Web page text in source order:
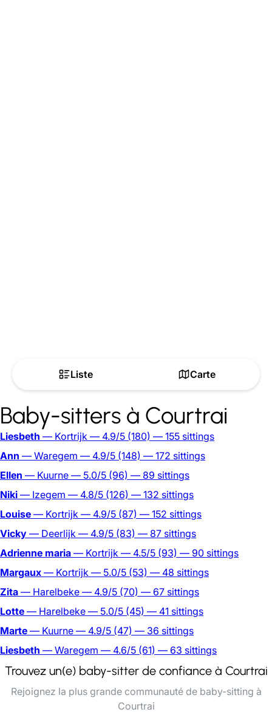
Liste Carte
Baby-sitters à Courtrai
Liesbeth — Kortrijk — 4.9/5 (180) — 155 sittings
Ann — Waregem — 4.9/5 (148) — 172 sittings
Ellen — Kuurne — 5.0/5 (96) — 89 sittings
Niki — Izegem — 4.8/5 (126) — 132 sittings
Louise — Kortrijk — 4.9/5 (87) — 152 sittings
Vicky — Deerlijk — 4.9/5 (83) — 87 sittings
Adrienne maria — Kortrijk — 4.5/5 (93) — 90 sittings
Margaux — Kortrijk — 5.0/5 (53) — 48 sittings
Zita — Harelbeke — 4.9/5 (70) — 67 sittings
Lotte — Harelbeke — 5.0/5 (45) — 41 sittings
Marte — Kuurne — 4.9/5 (47) — 36 sittings
Liesbeth — Waregem — 4.6/5 (61) — 63 sittings
Trouvez un(e) baby-sitter de confiance à Courtrai
Rejoignez la plus grande communauté de baby-sitting à
Courtrai